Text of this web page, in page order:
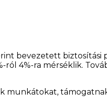
bevezetett biztosítási
4%-ra mérséklik.
munkátokat,